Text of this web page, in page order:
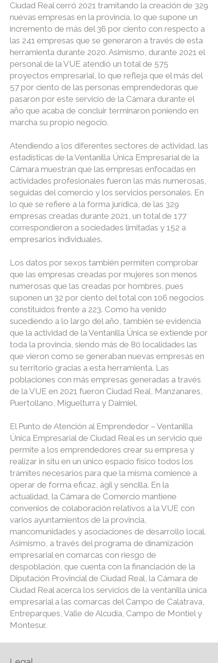
Ciudad Real cerró 2021 tramitando la creación de 329
nuevas empresas en la provincia, lo que supone un
incremento de más del 36 por ciento con respecto a
las 241 empresas que se generaron a través de esta
herramienta durante 2020. Asimismo, durante 2021 el
personal de la VUE atendió un total de 575
proyectos empresarial, lo que refleja que el más del
57 por ciento de las personas emprendedoras que
pasaron por este servicio de la Cámara durante el
año que acaba de concluir terminaron poniendo en
marcha su propio negocio.
Atendiendo a los diferentes sectores de actividad, las
estadísticas de la Ventanilla Única Empresarial de la
Cámara muestran que las empresas enfocadas en
actividades profesionales fueron las más numerosas,
seguidas del comercio y los servicios personales. En
lo que se refiere a la forma jurídica, de las 329
empresas creadas durante 2021, un total de 177
correspondieron a sociedades limitadas y 152 a
empresarios individuales.
Los datos por sexos también permiten comprobar
que las empresas creadas por mujeres son menos
numerosas que las creadas por hombres, pues
suponen un 32 por ciento del total con 106 negocios
constituidos frente a 223. Como ha venido
sucediendo a lo largo del año, también se evidencia
que la actividad de la Ventanilla Única se extiende por
toda la provincia, siendo más de 80 localidades las
que vieron como se generaban nuevas empresas en
su territorio gracias a esta herramienta. Las
poblaciones con más empresas generadas a través
de la VUE en 2021 fueron Ciudad Real, Manzanares,
Puertollano, Miguelturra y Daimiel.
El Punto de Atención al Emprendedor – Ventanilla
Única Empresarial de Ciudad Real es un servicio que
permite a los emprendedores crear su empresa y
realizar in situ en un único espacio físico todos los
trámites necesarios para que la misma comience a
operar de forma eficaz, ágil y sencilla. En la
actualidad, la Cámara de Comercio mantiene
convenios de colaboración relativos a la VUE con
varios ayuntamientos de la provincia,
mancomunidades y asociaciones de desarrollo local.
Asimismo, a través del programa de dinamización
empresarial en comarcas con riesgo de
despoblación, que cuenta con la financiación de la
Diputación Provincial de Ciudad Real, la Cámara de
Ciudad Real acerca los servicios de la ventanilla única
empresarial a las comarcas del Campo de Calatrava,
Entreparques, Valle de Alcudia, Campo de Montiel y
Montesur.